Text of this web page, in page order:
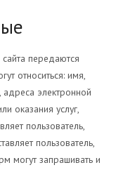
передаются
относиться: имя,
электронной
оказания услуг,
пользователь,
пользователь,
могут запрашивать и